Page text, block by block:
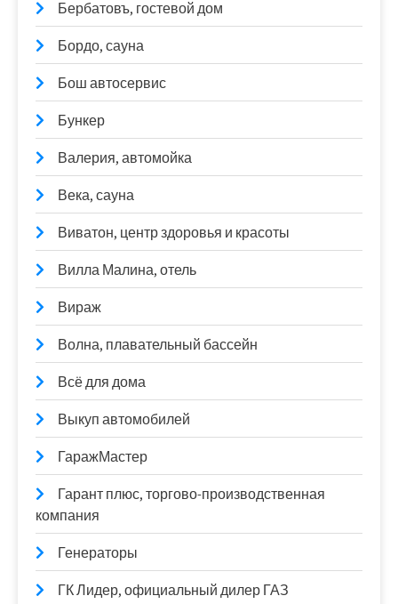
Бербатовъ, гостевой дом
Бордо, сауна
Бош автосервис
Бункер
Валерия, автомойка
Века, сауна
Виватон, центр здоровья и красоты
Вилла Малина, отель
Вираж
Волна, плавательный бассейн
Всё для дома
Выкуп автомобилей
ГаражМастер
Гарант плюс, торгово-производственная
компания
Генераторы
ГК Лидер, официальный дилер ГАЗ